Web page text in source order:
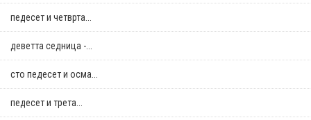
педесет и четврта...
деветта седница -...
сто педесет и осма...
педесет и трета...